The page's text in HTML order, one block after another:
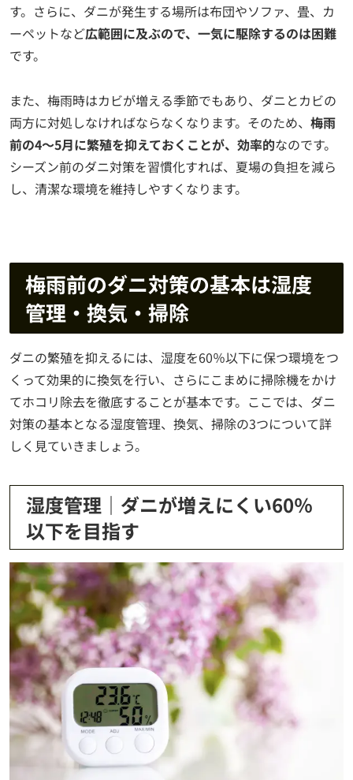
す。さらに、ダニが発生する場所は布団やソファ、畳、カ
ーペットなど広範囲に及ぶので、一気に駆除するのは困難
です。
また、梅雨時はカビが増える季節でもあり、ダニとカビの
両方に対処しなければならなくなります。そのため、 梅雨
前の4〜5月に繁殖を抑えておくことが、効率的なのです。
シーズン前のダニ対策を習慣化すれば、夏場の負担を減ら
し、清潔な環境を維持しやすくなります。
梅雨前のダニ対策の基本は湿度
管理・換気・掃除
ダニの繁殖を抑えるには、湿度を60％以下に保つ環境をつ
くって効果的に換気を行い、さらにこまめに掃除機をかけ
てホコリ除去を徹底することが基本です。ここでは、ダニ
対策の基本となる湿度管理、換気、掃除の3つについて詳
しく見ていきましょう。
湿度管理｜ダニが増えにくい60％
以下を目指す